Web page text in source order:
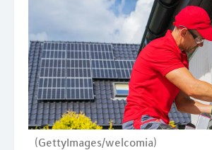
(GettyImages/welcomia)